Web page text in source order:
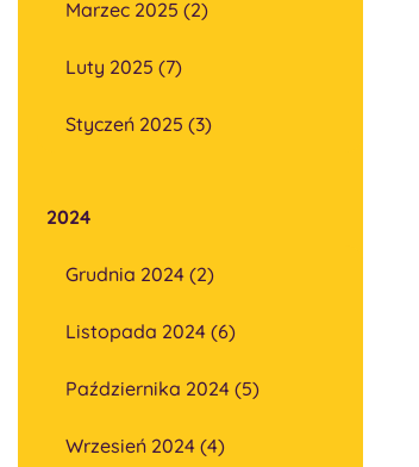
Marzec 2025 (2)
Luty 2025 (7)
Styczeń 2025 (3)
2024
Grudnia 2024 (2)
Listopada 2024 (6)
Października 2024 (5)
Wrzesień 2024 (4)